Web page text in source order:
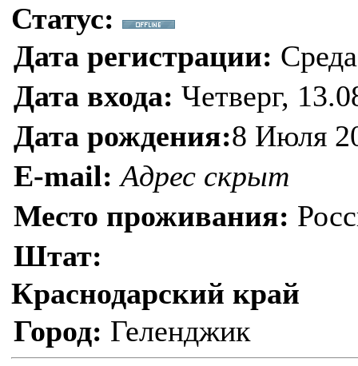
Статус:
Дата регистрации:
Дата входа: Четверг,
Дата рождения:8 Июля
E-mail: Адрес скрыт
Место проживания:
Штат:
Краснодарский край
Город: Геленджик